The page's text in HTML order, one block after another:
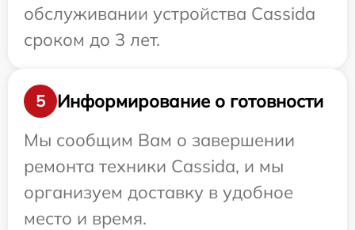
обслуживании устройства Cassida
сроком до 3 лет.
5
Информирование о готовности
Мы сообщим Вам о завершении
ремонта техники Cassida, и мы
организуем доставку в удобное
место и время.